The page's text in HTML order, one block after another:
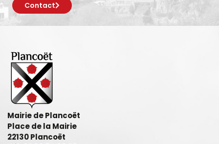
Contact
Mairie de Plancoët
Place de la Mairie
22130 Plancoët